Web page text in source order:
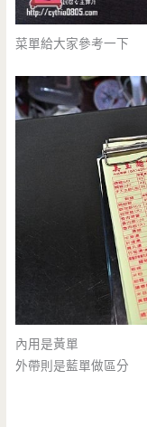
菜單給大家參考一下
內用是黃單
外帶則是藍單做區分